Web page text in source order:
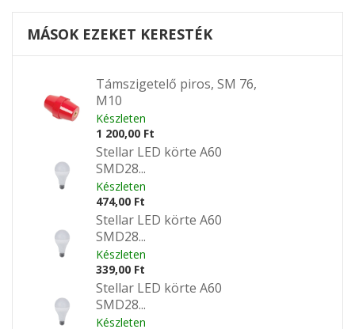
MÁSOK EZEKET KERESTÉK
Támszigetelő piros, SM 76,
M10
Készleten
1 200,00 Ft
Stellar LED körte A60
SMD28...
Készleten
474,00 Ft
Stellar LED körte A60
SMD28...
Készleten
339,00 Ft
Stellar LED körte A60
SMD28...
Készleten